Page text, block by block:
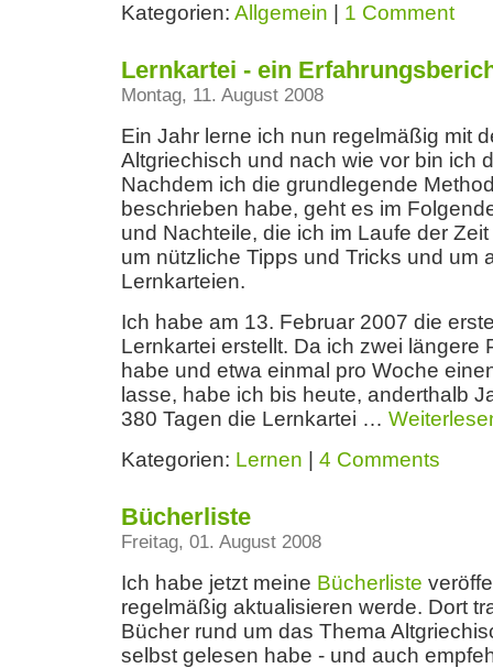
Kategorien: Allgemein 1 Comment
Lernkartei - ein
Montag, 11. August 2008
Ein Jahr lerne ich nun regelmäßig mit
Altgriechisch und nach wie vor bin ich
Nachdem ich die grundlegende
beschrieben habe, geht es im
und Nachteile, die ich im Laufe der
um nützliche Tipps und Tricks und um
Lernkarteien.
Ich habe am 13. Februar 2007 die
Lernkartei erstellt. Da ich zwei längere
habe und etwa einmal pro Woche
lasse, habe ich bis heute, anderthalb
380 Tagen die Lernkartei …
Kategorien: Lernen 4 Comments
Bücherliste
Freitag, 01. August 2008
Ich habe jetzt meine Bücherliste
regelmäßig aktualisieren werde. Dort
Bücher rund um das Thema
selbst gelesen habe - und auch